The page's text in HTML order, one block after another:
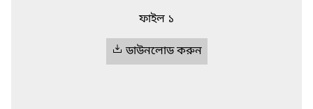
ফাইল ১
ডাউনলোড করুন